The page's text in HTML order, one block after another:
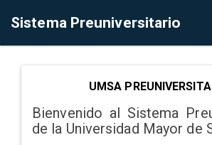
Sistema Preuniversitario
UMSA
Bienvenido al Sistema
de la Universidad Mayor de